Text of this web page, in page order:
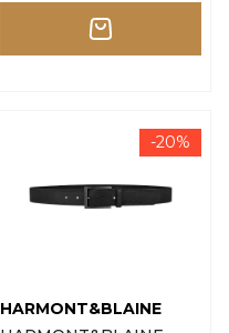
-20%
HARMONT&BLAINE